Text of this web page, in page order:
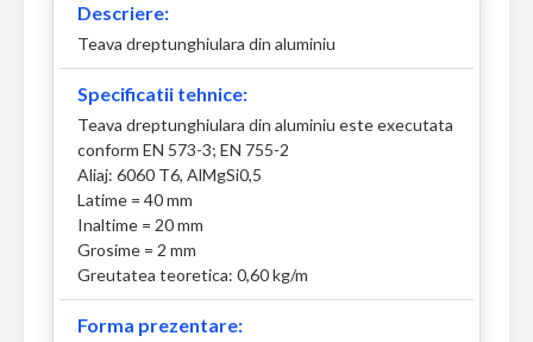
Descriere:
Teava dreptunghiulara din aluminiu
Specificatii tehnice:
Teava dreptunghiulara din aluminiu este executata
conform EN 573-3; EN 755-2
Aliaj: 6060 T6, AlMgSi0,5
Latime = 40 mm
Inaltime = 20 mm
Grosime = 2 mm
Greutatea teoretica: 0,60 kg/m
Forma prezentare: